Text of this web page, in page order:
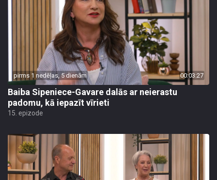
pirms 1 nedēļas, 5 dienām 00:03:27
Baiba Sipeniece-Gavare dalās ar neierastu
padomu, kā iepazīt vīrieti
15. epizode